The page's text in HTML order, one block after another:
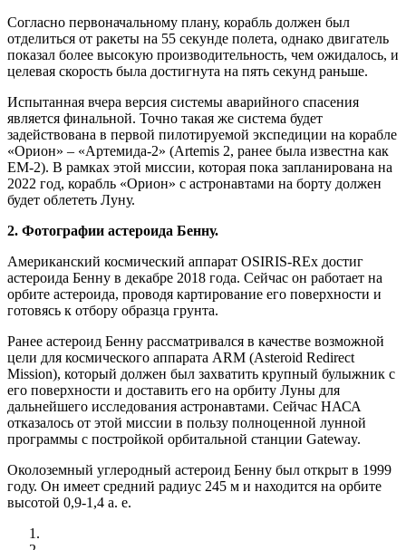
Согласно первоначальному плану, корабль должен был
отделиться от ракеты на 55 секунде полета, однако двигатель
показал более высокую производительность, чем ожидалось, и
целевая скорость была достигнута на пять секунд раньше.
Испытанная вчера версия системы аварийного спасения
является финальной. Точно такая же система будет
задействована в первой пилотируемой экспедиции на корабле
«Орион» – «Артемида-2» (Artemis 2, ранее была известна как
EM-2). В рамках этой миссии, которая пока запланирована на
2022 год, корабль «Орион» с астронавтами на борту должен
будет облететь Луну.
2. Фотографии астероида Бенну.
Американский космический аппарат OSIRIS-REx достиг
астероида Бенну в декабре 2018 года. Сейчас он работает на
орбите астероида, проводя картирование его поверхности и
готовясь к отбору образца грунта.
Ранее астероид Бенну рассматривался в качестве возможной
цели для космического аппарата ARM (Asteroid Redirect
Mission), который должен был захватить крупный булыжник с
его поверхности и доставить его на орбиту Луны для
дальнейшего исследования астронавтами. Сейчас НАСА
отказалось от этой миссии в пользу полноценной лунной
программы с постройкой орбитальной станции Gateway.
Околоземный углеродный астероид Бенну был открыт в 1999
году. Он имеет средний радиус 245 м и находится на орбите
высотой 0,9-1,4 а. е.